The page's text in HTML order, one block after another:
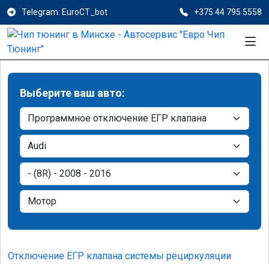
Telegram: EuroCT_bot +375 44 795 5558
Выберите ваш авто:
Отключение ЕГР клапана системы рециркуляции